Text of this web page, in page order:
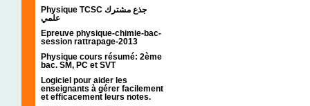
Physique TCSC جذع مشترك
علمي
Epreuve physique-chimie-bac-
session rattrapage-2013
Physique cours résumé: 2ème
bac. SM, PC et SVT
Logiciel pour aider les
enseignants à gérer facilement
et efficacement leurs notes.